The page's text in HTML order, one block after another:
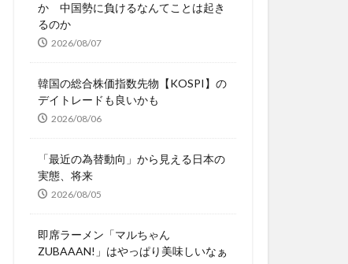
か 中国勢に負けるなんてことは起き
るのか
2026/08/07
韓国の総合株価指数先物【KOSPI】の
デイトレードも良いかも
2026/08/06
「最近の為替動向」から見える日本の
実態、将来
2026/08/05
即席ラーメン「マルちゃん
ZUBAAAN!」はやっぱり美味しいなぁ